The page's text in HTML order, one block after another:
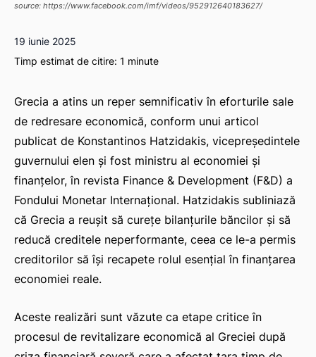
source: https://www.facebook.com/imf/videos/952912640183627/
19 iunie 2025
Timp estimat de citire: 1 minute
Grecia a atins un reper semnificativ în eforturile sale
de redresare economică, conform unui articol
publicat de Konstantinos Hatzidakis, vicepreședintele
guvernului elen și fost ministru al economiei și
finanțelor, în revista Finance & Development (F&D) a
Fondului Monetar Internațional. Hatzidakis subliniază
că Grecia a reușit să curețe bilanțurile băncilor și să
reducă creditele neperformante, ceea ce le-a permis
creditorilor să își recapete rolul esențial în finanțarea
economiei reale.
Aceste realizări sunt văzute ca etape critice în
procesul de revitalizare economică al Greciei după